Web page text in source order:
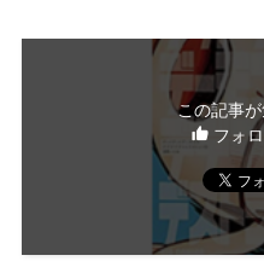
この記事
フォ